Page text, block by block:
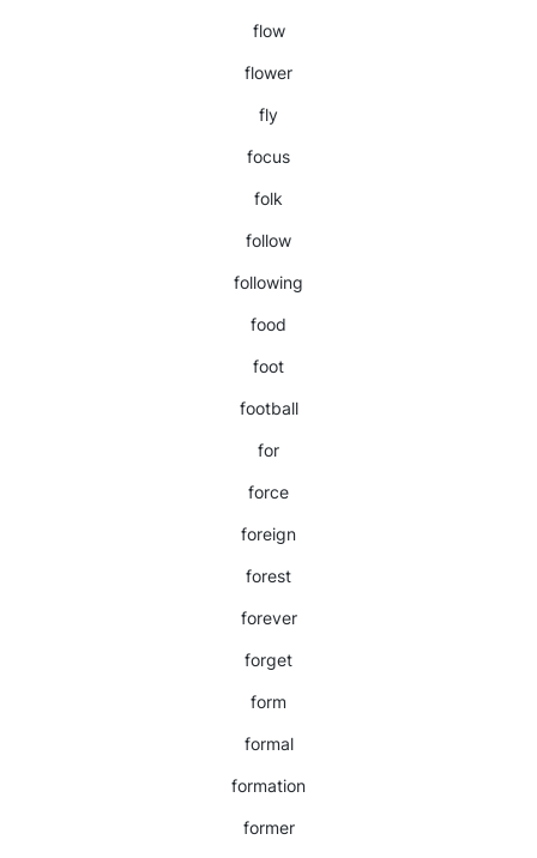
flow
flower
fly
focus
folk
follow
following
food
foot
football
for
force
foreign
forest
forever
forget
form
formal
formation
former